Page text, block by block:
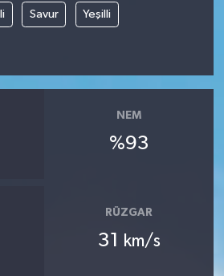
Savur Yeşilli
NEM
%93
RÜZGAR
31 km/s